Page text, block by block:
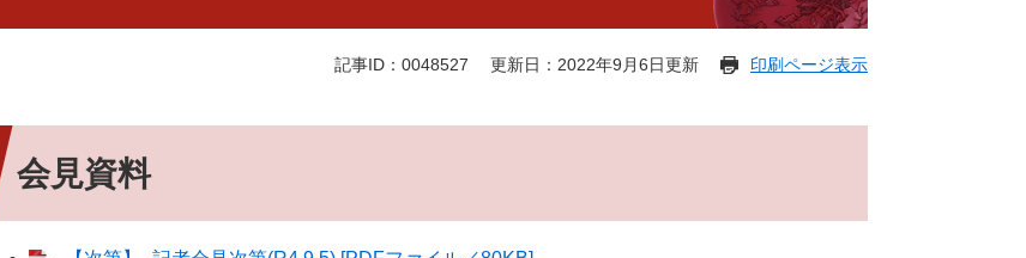
記事ID：0048527 更新日：2022年9月6日更新 印刷ページ表示
会見資料